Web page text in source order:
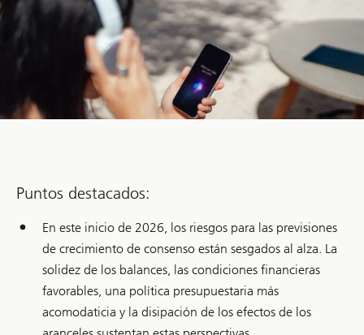
Puntos destacados:
En este inicio de 2026, los riesgos para las previsiones
de crecimiento de consenso están sesgados al alza. La
solidez de los balances, las condiciones financieras
favorables, una política presupuestaria más
acomodaticia y la disipación de los efectos de los